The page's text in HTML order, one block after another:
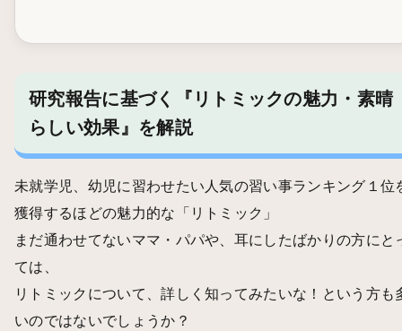
研究報告に基づく『リトミックの魅力・素晴
らしい効果』を解説
未就学児、幼児に習わせたい人気の習い事ランキング１位
獲得するほどの魅力的な「リトミック」
まだ通わせてないママ・パパや、耳にしたばかりの方にと
ては、
リトミックについて、詳しく知ってみたいな！という方も
いのではないでしょうか？